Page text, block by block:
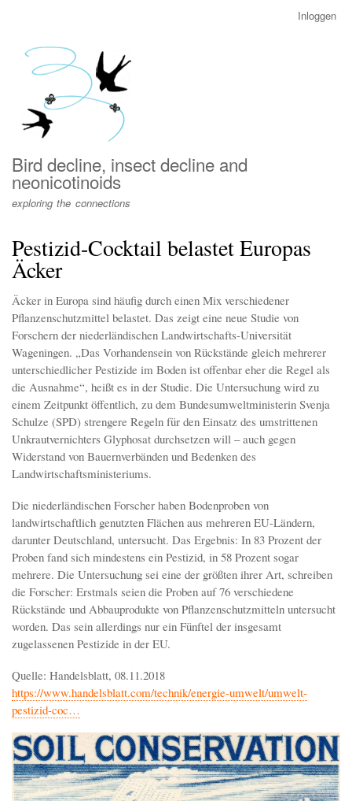
menu
Inloggen
Bird decline, insect decline and
neonicotinoids
exploring the connections
Pestizid-Cocktail belastet Europas
Äcker
Äcker in Europa sind häufig durch einen Mix verschiedener
Pflanzenschutzmittel belastet. Das zeigt eine neue Studie von
Forschern der niederländischen Landwirtschafts-Universität
Wageningen. „Das Vorhandensein von Rückstände gleich mehrerer
unterschiedlicher Pestizide im Boden ist offenbar eher die Regel als
die Ausnahme“, heißt es in der Studie. Die Untersuchung wird zu
einem Zeitpunkt öffentlich, zu dem Bundesumweltministerin Svenja
Schulze (SPD) strengere Regeln für den Einsatz des umstrittenen
Unkrautvernichters Glyphosat durchsetzen will – auch gegen
Widerstand von Bauernverbänden und Bedenken des
Landwirtschaftsministeriums.
Die niederländischen Forscher haben Bodenproben von
landwirtschaftlich genutzten Flächen aus mehreren EU-Ländern,
darunter Deutschland, untersucht. Das Ergebnis: In 83 Prozent der
Proben fand sich mindestens ein Pestizid, in 58 Prozent sogar
mehrere. Die Untersuchung sei eine der größten ihrer Art, schreiben
die Forscher: Erstmals seien die Proben auf 76 verschiedene
Rückstände und Abbauprodukte von Pflanzenschutzmitteln untersucht
worden. Das sein allerdings nur ein Fünftel der insgesamt
zugelassenen Pestizide in der EU.
Quelle: Handelsblatt, 08.11.2018
https://www.handelsblatt.com/technik/energie-umwelt/umwelt-
pestizid-coc…